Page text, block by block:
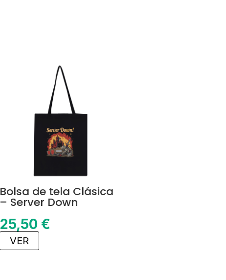
Bolsa de tela Clásica
– Server Down
25,50 €
VER